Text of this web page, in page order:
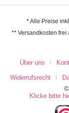
* Alle Preise
** Versandkosten frei
Über uns
Widerrufsrecht
©
Klicke bitte